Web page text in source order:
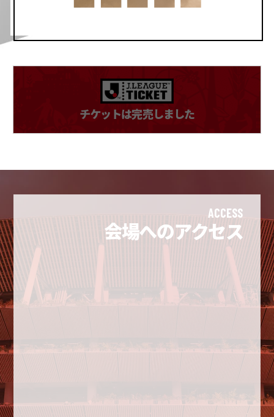
チケットは完売しました
ACCESS
会場へのアクセス